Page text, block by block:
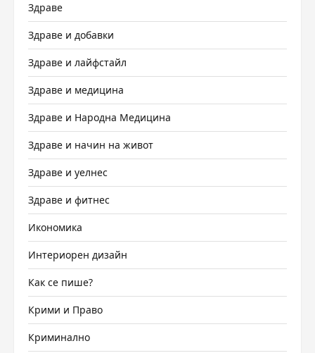
Здраве
Здраве и добавки
Здраве и лайфстайл
Здраве и медицина
Здраве и Народна Медицина
Здраве и начин на живот
Здраве и уелнес
Здраве и фитнес
Икономика
Интериорен дизайн
Как се пише?
Крими и Право
Криминално